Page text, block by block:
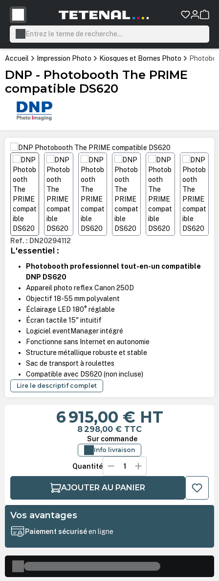
principal
Accueil Impression Photo Kiosques et Bornes Photo
DNP - Photobooth The PRIME
compatible DS620
Ignorer la galerie d'images
Ref. : DN20294112
L'essentiel :
Photobooth professionnel tout-en-un compatible
DNP DS620
Appareil photo reflex Canon 250D
Objectif 18-55 mm polyvalent
Éclairage LED 180° réglable
Écran tactile 15" intuitif
Logiciel eventManager intégré
Fonctionne sans Internet en autonomie
Structure métallique robuste et stable
Sac de transport à roulettes
Compatible avec DS620 (non incluse)
Lire le descriptif complet
6 915,00 € HT
8 298,00 € TTC
Sur commande
Info livraison
Quantité
AJOUTER AU PANIER
Vos avantages
Paiement sécuriséen ligne